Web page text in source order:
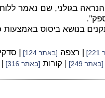
בגולני, שם נאמר
בנושא ביסוס
| רצפה [באתר 124] |
[באתר 249] | קורות [באתר 316]